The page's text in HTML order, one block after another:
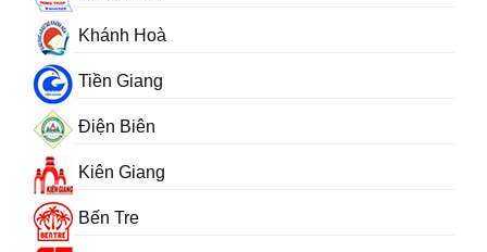
Khánh Hoà
Tiền Giang
Điện Biên
Kiên Giang
Bến Tre